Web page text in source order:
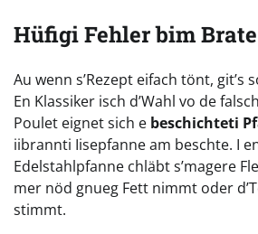
Hüfigi Fehler bim
Au wenn s’Rezept eifach tönt, git’s
En Klassiker isch d’Wahl vo de
Poulet eignet sich e beschichteti
iibrannti Iisepfanne am beschte. I
Edelstahlpfanne chläbt s’magere
mer nöd gnueg Fett nimmt oder
stimmt.